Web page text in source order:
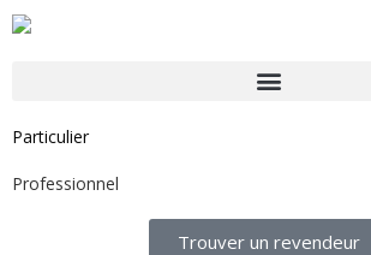
Particulier
Professionnel
Trouver un revendeur